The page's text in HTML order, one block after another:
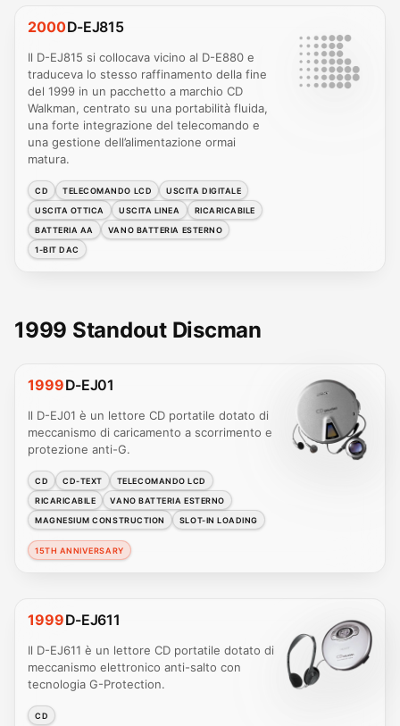
2000D-EJ815
Il D-EJ815 si collocava vicino al D-E880 e
traduceva lo stesso raffinamento della fine
del 1999 in un pacchetto a marchio CD
Walkman, centrato su una portabilità fluida,
una forte integrazione del telecomando e
una gestione dell’alimentazione ormai
matura.
CD TELECOMANDO LCD
USCITA DIGITALE
USCITA OTTICA
USCITA LINEA
RICARICABILE
BATTERIA AA
VANO BATTERIA ESTERNO
1-BIT DAC
1999 Standout Discman
1999D-EJ01
Il D-EJ01 è un lettore CD portatile dotato di
meccanismo di caricamento a scorrimento e
protezione anti-G.
CD CD-TEXT
TELECOMANDO LCD
RICARICABILE
VANO BATTERIA ESTERNO
MAGNESIUM CONSTRUCTION
SLOT-IN LOADING
15TH ANNIVERSARY
1999D-EJ611
Il D-EJ611 è un lettore CD portatile dotato di
meccanismo elettronico anti-salto con
tecnologia G-Protection.
CD